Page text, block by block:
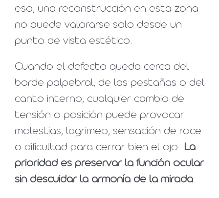
eso, una reconstrucción en esta zona
no puede valorarse solo desde un
punto de vista estético.
Cuando el defecto queda cerca del
borde palpebral, de las pestañas o del
canto interno, cualquier cambio de
tensión o posición puede provocar
molestias, lagrimeo, sensación de roce
o dificultad para cerrar bien el ojo.
La
prioridad es preservar la función ocular
sin descuidar la armonía de la mirada.